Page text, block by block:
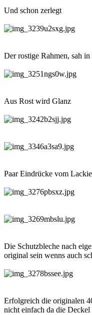
Und schon zerlegt
Der rostige Rahmen, sah
Aus Rost wird Glanz
Paar Eindrücke vom
Die Schutzbleche nach
original sein wenns auch
Erfolgreich die originalen
nicht einfach da die